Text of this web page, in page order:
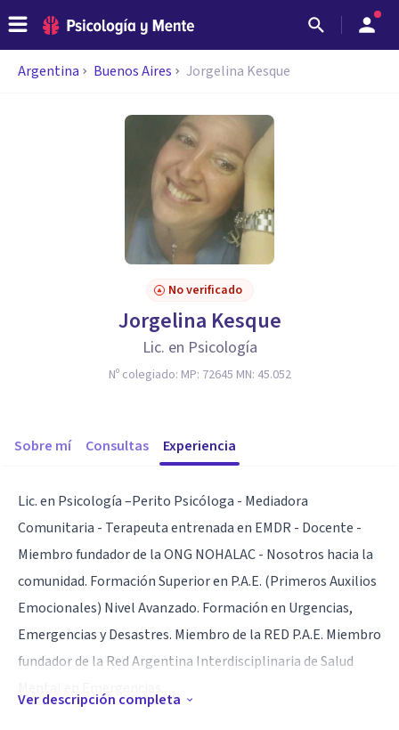
Argentina Buenos Aires Jorgelina Kesque
No verificado
Jorgelina Kesque
Lic. en Psicología
Nº colegiado: MP: 72645 MN: 45.052
Sobre mí Consultas Experiencia
Lic. en Psicología –Perito Psicóloga - Mediadora
Comunitaria - Terapeuta entrenada en EMDR - Docente -
Miembro fundador de la ONG NOHALAC - Nosotros hacia la
comunidad. Formación Superior en P.A.E. (Primeros Auxilios
Emocionales) Nivel Avanzado. Formación en Urgencias,
Emergencias y Desastres. Miembro de la RED P.A.E. Miembro
fundador de la Red Argentina Interdisciplinaria de Salud
Ver descripción completa